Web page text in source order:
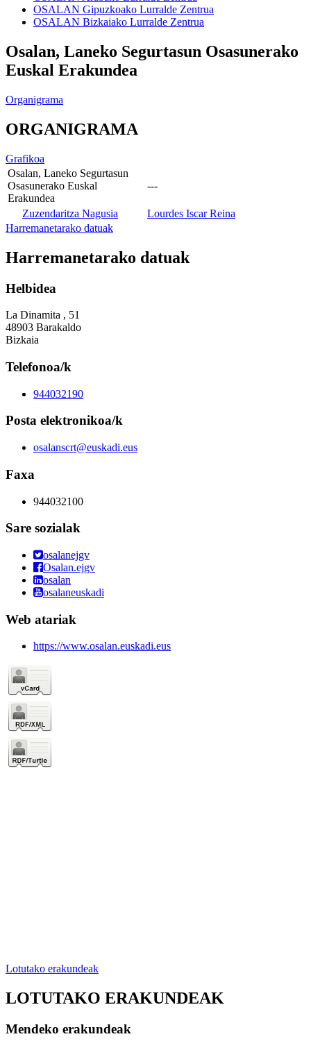
OSALAN Gipuzkoako Lurralde Zentrua
OSALAN Bizkaiako Lurralde Zentrua
Osalan, Laneko Segurtasun Osasunerako
Euskal Erakundea
Organigrama
ORGANIGRAMA
Grafikoa
Osalan, Laneko Segurtasun
Osasunerako Euskal
Erakundea
---
Zuzendaritza Nagusia
Lourdes Iscar Reina
Harremanetarako datuak
Harremanetarako datuak
Helbidea
La Dinamita , 51
48903 Barakaldo
Bizkaia
Telefonoa/k
944032190
Posta elektronikoa/k
osalanscrt@euskadi.eus
Faxa
944032100
Sare sozialak
osalanejgv
Osalan.ejgv
osalan
osalaneuskadi
Web atariak
https://www.osalan.euskadi.eus
Lotutako erakundeak
LOTUTAKO ERAKUNDEAK
Mendeko erakundeak